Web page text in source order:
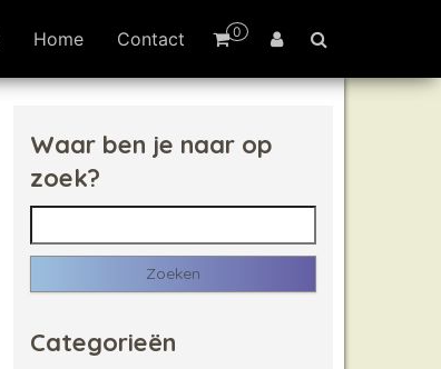
0
Home Contact
Waar ben je naar op
zoek?
Zoeken naar:
Categorieën